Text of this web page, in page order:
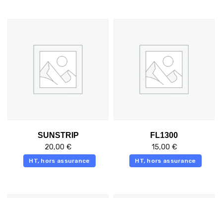
SUNSTRIP
20,00 €
HT, hors assurance
FL1300
15,00 €
HT, hors assurance